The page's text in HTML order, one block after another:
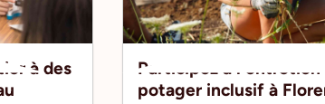
à des
Participez à l'entretien
potager inclusif à